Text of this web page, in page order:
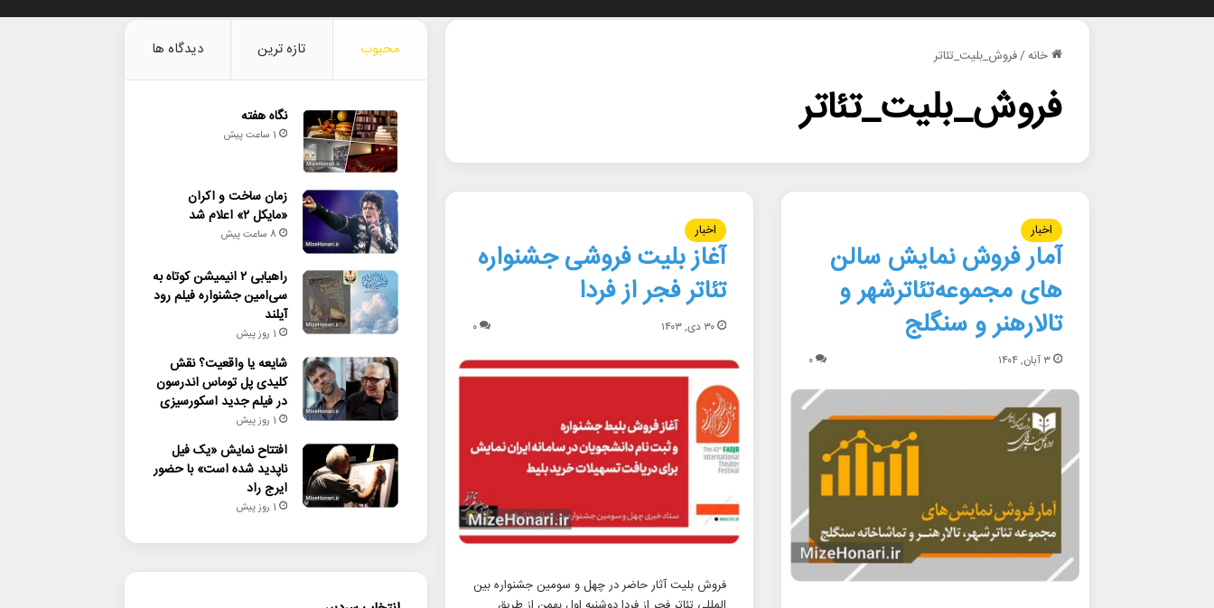
خانه/فروش_بلیت_تئاتر
فروش_بلیت_تئاتر
اخبار
آمار فروش نمایش سالن
های مجموعه‌تئاتر‌شهر و
تالارهنر و سنگلج
۳ آبان, ۱۴۰۴ ۰
اخبار
آغاز بلیت فروشی جشنواره
تئاتر فجر از فردا
۳۰ دی, ۱۴۰۳ ۰
فروش بلیت آثار حاضر در چهل و سومین جشنواره بین
محبوب تازه ترین دیدگاه ها
نگاه هفته
1 ساعت پیش
زمان ساخت و اکران
«مایکل ۲» اعلام شد
8 ساعت پیش
راهیابی ۲ انیمیشن کوتاه به
سی‌امین جشنواره فیلم رود
آیلند
1 روز پیش
شایعه یا واقعیت؟ نقش
کلیدی پل توماس اندرسون
در فیلم جدید اسکورسیزی
1 روز پیش
افتتاح نمایش «یک فیل
ناپدید شده است» با حضور
ایرج راد
1 روز پیش